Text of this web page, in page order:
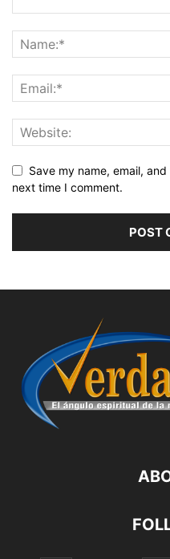
Save my name, email,
next time I comment.